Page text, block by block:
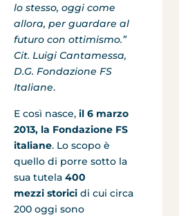
lo stesso, oggi come
allora, per guardare al
futuro con ottimismo.”
Cit. Luigi Cantamessa,
D.G. Fondazione FS
Italiane.
E così nasce, il 6 marzo
2013, la Fondazione FS
italiane. Lo scopo è
quello di porre sotto la
sua tutela 400
mezzi storici di cui circa
200 oggi sono